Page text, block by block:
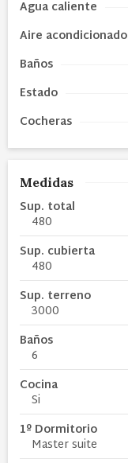
Agua caliente
Aire acondicionado
Baños
Estado
Cocheras
Medidas
Sup. total
480
Sup. cubierta
480
Sup. terreno
3000
Baños
6
Cocina
Si
1º Dormitorio
Master suite